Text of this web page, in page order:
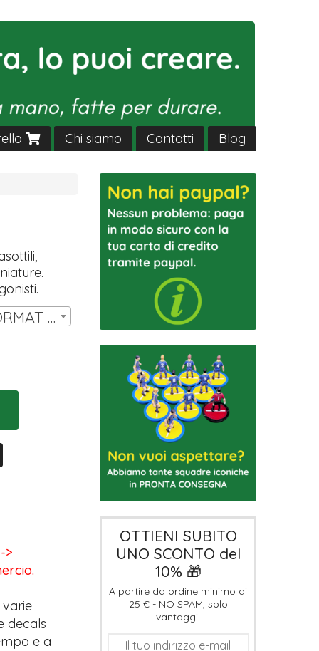
Chi siamo Contatti Blog
SET 14 MINIATURE FORMAT HW T3 | € 11,00
>
decals
e a
OTTIENI SUBITO
UNO SCONTO del
10% 🎁
A partire da ordine minimo di
25 € - NO SPAM, solo
vantaggi!